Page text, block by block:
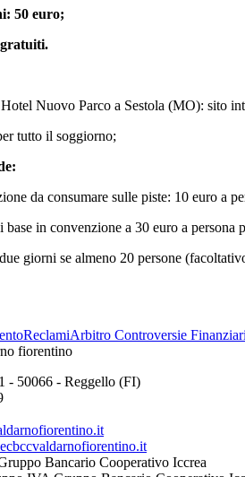
50 euro;
Nuovo Parco a Sestola (MO): sito
tutto il soggiorno;
da consumare sulle piste: 10 euro a
in convenzione a 30 euro a persona
giorni se almeno 20 persone
ReclamiArbitro Controversie
- 50066 - Reggello (FI)
Bancario Cooperativo Iccrea